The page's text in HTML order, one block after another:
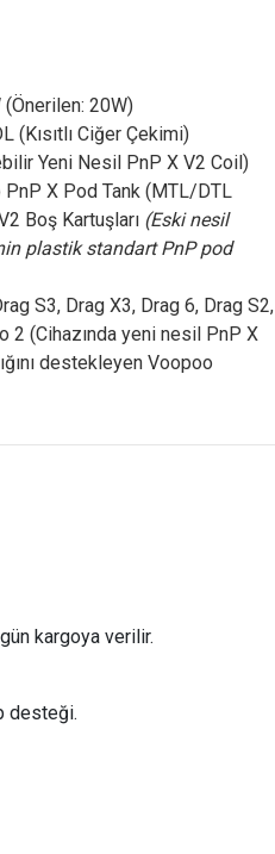
20W)
(Kısıtlı Ciğer Çekimi)
Yeni Nesil PnP X V2 Coil)
PnP X Pod Tank (MTL/DTL
Boş Kartuşları (Eski nesil
plastik standart PnP pod
S3, Drag X3, Drag 6, Drag S2,
2 (Cihazında yeni nesil PnP X
destekleyen Voopoo
kargoya verilir.
desteği.